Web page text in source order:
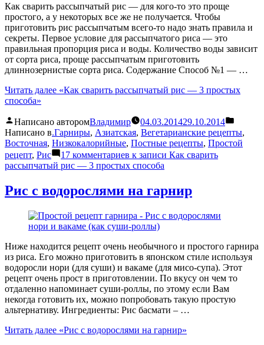
Как сварить рассыпчатый рис — для кого-то это проще
простого, а у некоторых все же не получается. Чтобы
приготовить рис рассыпчатым всего-то надо знать правила и
секреты. Первое условие для рассыпчатого риса — это
правильная пропорция риса и воды. Количество воды зависит
от сорта риса, проще рассыпчатым приготовить
длиннозернистые сорта риса. Содержание Способ №1 — …
Читать далее «Как сварить рассыпчатый рис — 3 простых
способа»
Написано авторомВладимир 04.03.201429.10.2014
Написано в.Гарниры, Азиатская, Вегетарианские рецепты,
Восточная, Низкокалорийные, Постные рецепты, Простой
рецепт, Рис 17 комментариев к записи Как сварить
рассыпчатый рис — 3 простых способа
Рис с водорослями на гарнир
Ниже находится рецепт очень необычного и простого гарнира
из риса. Его можно приготовить в японском стиле используя
водоросли нори (для суши) и вакаме (для мисо-супа). Этот
рецепт очень прост в приготовлении. По вкусу он чем то
отдаленно напоминает суши-роллы, по этому если Вам
некогда готовить их, можно попробовать такую простую
альтернативу. Ингредиенты: Рис басмати – …
Читать далее «Рис с водорослями на гарнир»